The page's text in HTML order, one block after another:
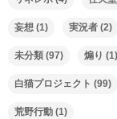
妄想 (1) 実況者 (2)
未分類 (97) 煽り (1)
白猫プロジェクト (99)
荒野行動 (1)